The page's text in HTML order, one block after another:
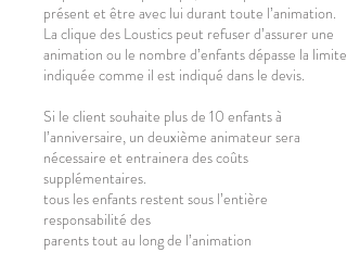
présent et être avec lui durant toute l’animation.
La clique des Loustics peut refuser d’assurer une
animation ou le nombre d’enfants dépasse la limite
indiquée comme il est indiqué dans le devis.
Si le client souhaite plus de 10 enfants à
l’anniversaire, un deuxième animateur sera
nécessaire et entrainera des coûts
supplémentaires.
tous les enfants restent sous l’entière
responsabilité des
parents tout au long de l’animation